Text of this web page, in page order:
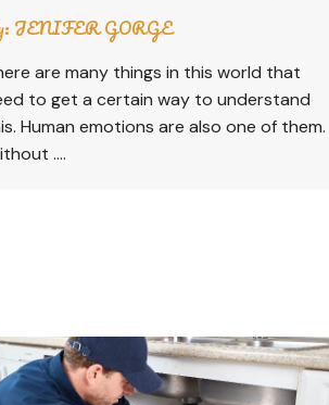
JENIFER GORGE
are many things in this world that
to get a certain way to understand
Human emotions are also one of them.
….